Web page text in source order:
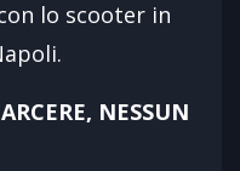
lo scooter in
NESSUN